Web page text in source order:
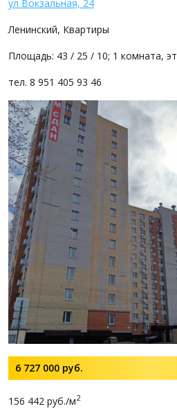
ул Вокзальная, 24
Ленинский, Квартиры
Площадь: 43 / 25 / 10; 1 комната,
тел. 8 951 405 93 46
6 727 000 руб.
156 442 руб./м2